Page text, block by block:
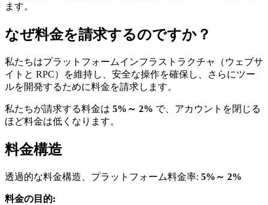
ます。
なぜ料金を請求するのですか？
私たちはプラットフォームインフラストラクチャ（ウェブサ
イトと RPC）を維持し、安全な操作を確保し、さらにツー
ルを開発するために料金を請求します。
私たちが請求する料金は 5%～ 2% で、アカウントを閉じる
ほど料金は低くなります。
料金構造
透過的な料金構造、プラットフォーム料金率: 5%～ 2%
料金の目的: